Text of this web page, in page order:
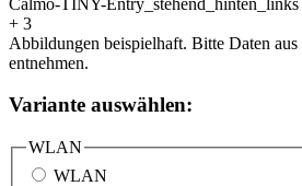
+ 3
Abbildungen beispielhaft. Bitte Daten aus
entnehmen.
Variante auswählen:
WLAN
WLAN